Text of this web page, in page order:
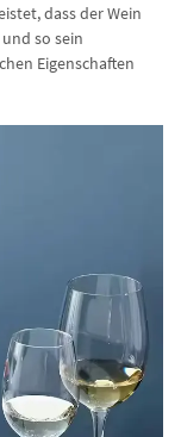
dass der Wein
so sein
Eigenschaften